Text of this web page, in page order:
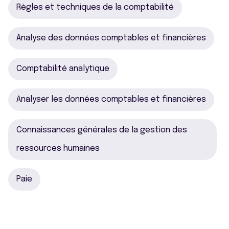
Règles et techniques de la comptabilité
Analyse des données comptables et financières
Comptabilité analytique
Analyser les données comptables et financières
Connaissances générales de la gestion des
ressources humaines
Paie